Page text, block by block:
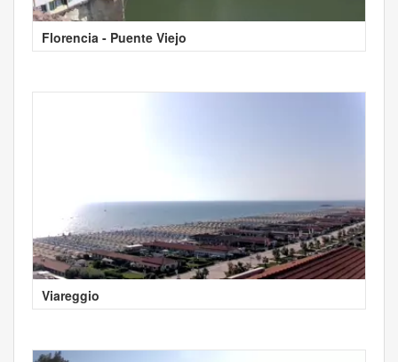
Florencia - Puente Viejo
Viareggio